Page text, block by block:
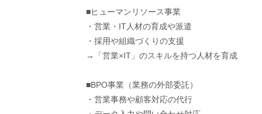
■ヒューマンリソース事業
・営業・IT人材の育成や派遣
・採用や組織づくりの支援
→「営業×IT」のスキルを持つ人材を育成
■BPO事業（業務の外部委託）
・営業事務や顧客対応の代行